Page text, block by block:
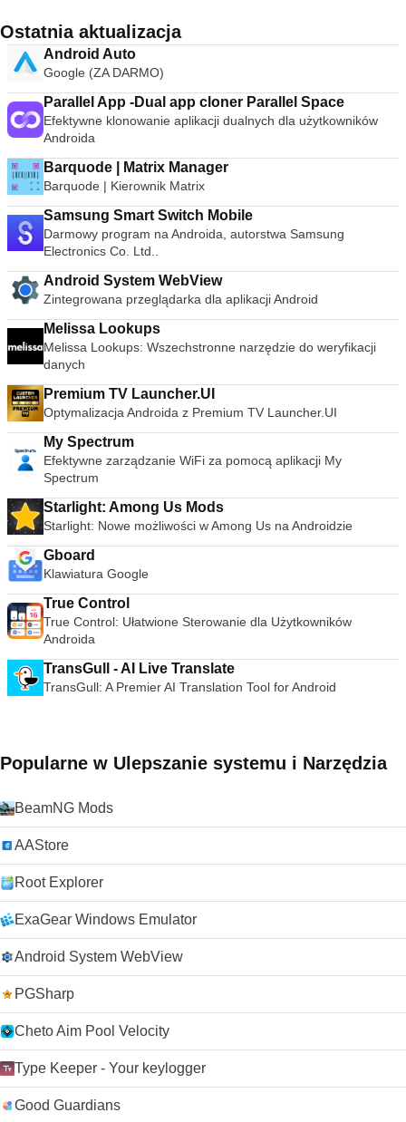
Ostatnia aktualizacja
Android Auto
Google (ZA DARMO)
Parallel App -Dual app cloner Parallel Space
Efektywne klonowanie aplikacji dualnych dla użytkowników
Androida
Barquode | Matrix Manager
Barquode | Kierownik Matrix
Samsung Smart Switch Mobile
Darmowy program na Androida, autorstwa Samsung
Electronics Co. Ltd..
Android System WebView
Zintegrowana przeglądarka dla aplikacji Android
Melissa Lookups
Melissa Lookups: Wszechstronne narzędzie do weryfikacji
danych
Premium TV Launcher.UI
Optymalizacja Androida z Premium TV Launcher.UI
My Spectrum
Efektywne zarządzanie WiFi za pomocą aplikacji My
Spectrum
Starlight: Among Us Mods
Starlight: Nowe możliwości w Among Us na Androidzie
Gboard
Klawiatura Google
True Control
True Control: Ułatwione Sterowanie dla Użytkowników
Androida
TransGull - AI Live Translate
TransGull: A Premier AI Translation Tool for Android
Popularne w Ulepszanie systemu i Narzędzia
BeamNG Mods
AAStore
Root Explorer
ExaGear Windows Emulator
Android System WebView
PGSharp
Cheto Aim Pool Velocity
Type Keeper - Your keylogger
Good Guardians